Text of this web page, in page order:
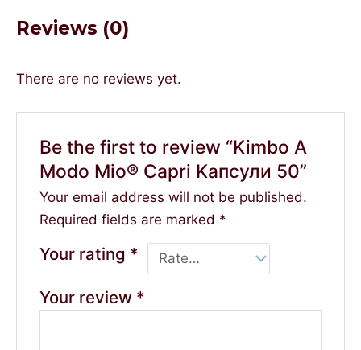
Reviews (0)
There are no reviews yet.
Be the first to review “Kimbo A
Modo Mio® Capri Kапсули 50”
Your email address will not be published.
Required fields are marked *
Your rating *
Your review *